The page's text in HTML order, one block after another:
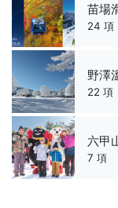
苗場
24 項
野澤
22 項
六甲
7 項